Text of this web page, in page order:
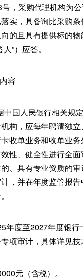
，采购代理机构为
实，具备询比采购
的且具有提供标的
”）应答。
容
中国人民银行相关规
构，应每年聘请独
收单业务和收单业务
性、健全性进行全
、具有专业资质的
，并在年度监管报
年度至2027年度银行
项审计，具体详见技
元（含税）。